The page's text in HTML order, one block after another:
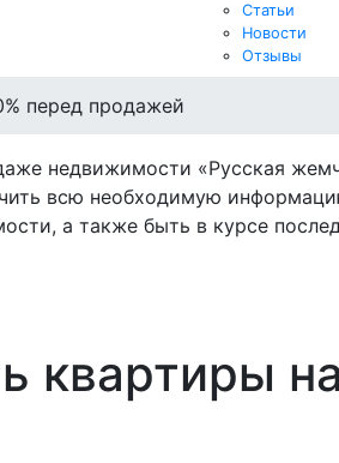
Статьи
Новости
Отзывы
перед продажей
недвижимости «Русская
всю необходимую
а также быть в курсе
квартиры